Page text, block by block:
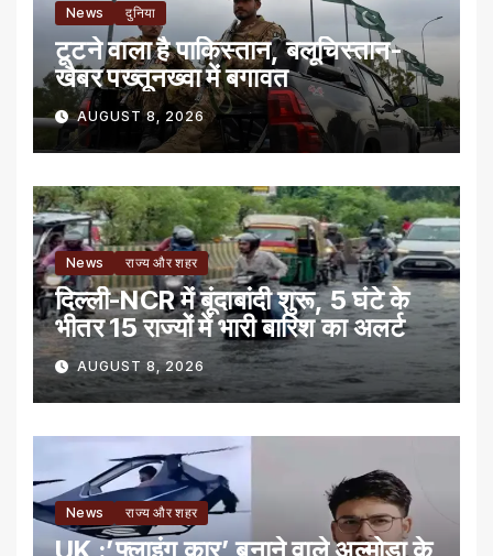
News दुनिया
टूटने वाला है पाकिस्तान, बलूचिस्तान-
खैबर पख्तूनख्वा में बगावत
AUGUST 8, 2026
News राज्य और शहर
दिल्ली-NCR में बूंदाबांदी शुरू, 5 घंटे के
भीतर 15 राज्यों में भारी बारिश का अलर्ट
AUGUST 8, 2026
News राज्य और शहर